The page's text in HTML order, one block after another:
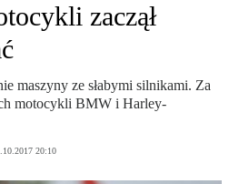
zaczął
maszyny ze słabymi silnikami. Za
motocykli BMW i Harley-
20:10